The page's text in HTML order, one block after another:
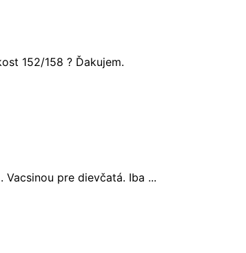
152/158 ? Ďakujem.
pre dievčatá. Iba ...